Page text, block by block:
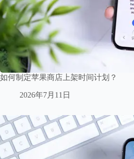
如何制定苹果商店上架时间计划？
2026年7月11日